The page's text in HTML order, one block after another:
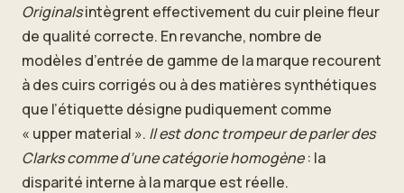
Originalsintègrent effectivement du cuir pleine fleur
de qualité correcte. En revanche, nombre de
modèles d’entrée de gamme de la marque recourent
à des cuirs corrigés ou à des matières synthétiques
que l’étiquette désigne pudiquement comme
« upper material ». Il est donc trompeur de parler des
Clarks comme d’une catégorie homogène: la
disparité interne à la marque est réelle.